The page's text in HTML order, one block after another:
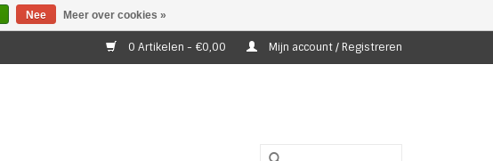
0 Artikelen - €0,00 Mijn account / Registreren
Nee Meer over cookies »